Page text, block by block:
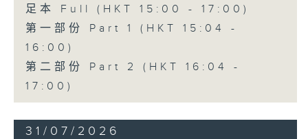
足本 Full (HKT 15:00 - 17:00)
第一部份 Part 1 (HKT 15:04 -
16:00)
第二部份 Part 2 (HKT 16:04 -
17:00)
31/07/2026